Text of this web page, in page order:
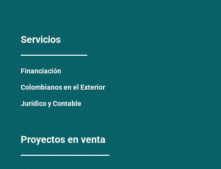
Servicios
Financiación
Colombianos en el Exterior
Jurídico y Contable
Proyectos en venta